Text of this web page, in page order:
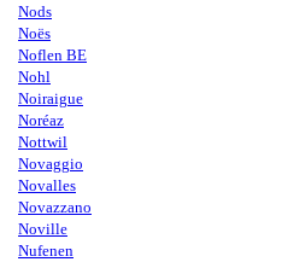
Nods
Noës
Noflen BE
Nohl
Noiraigue
Noréaz
Nottwil
Novaggio
Novalles
Novazzano
Noville
Nufenen